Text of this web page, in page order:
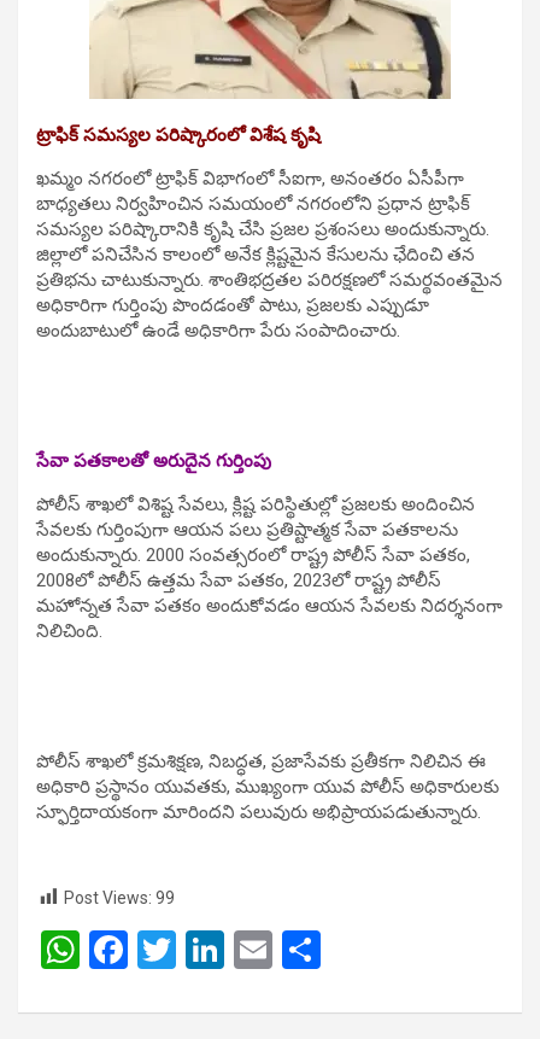
ట్రాఫిక్ సమస్యల పరిష్కారంలో విశేష కృషి
ఖమ్మం నగరంలో ట్రాఫిక్ విభాగంలో సీఐగా, అనంతరం ఏసీపీగా
బాధ్యతలు నిర్వహించిన సమయంలో నగరంలోని ప్రధాన ట్రాఫిక్
సమస్యల పరిష్కారానికి కృషి చేసి ప్రజల ప్రశంసలు అందుకున్నారు.
జిల్లాలో పనిచేసిన కాలంలో అనేక క్లిష్టమైన కేసులను ఛేదించి తన
ప్రతిభను చాటుకున్నారు. శాంతిభద్రతల పరిరక్షణలో సమర్థవంతమైన
అధికారిగా గుర్తింపు పొందడంతో పాటు, ప్రజలకు ఎప్పుడూ
అందుబాటులో ఉండే అధికారిగా పేరు సంపాదించారు.
సేవా పతకాలతో అరుదైన గుర్తింపు
పోలీస్ శాఖలో విశిష్ట సేవలు, క్లిష్ట పరిస్థితుల్లో ప్రజలకు అందించిన
సేవలకు గుర్తింపుగా ఆయన పలు ప్రతిష్టాత్మక సేవా పతకాలను
అందుకున్నారు. 2000 సంవత్సరంలో రాష్ట్ర పోలీస్ సేవా పతకం,
2008లో పోలీస్ ఉత్తమ సేవా పతకం, 2023లో రాష్ట్ర పోలీస్
మహోన్నత సేవా పతకం అందుకోవడం ఆయన సేవలకు నిదర్శనంగా
నిలిచింది.
పోలీస్ శాఖలో క్రమశిక్షణ, నిబద్ధత, ప్రజాసేవకు ప్రతీకగా నిలిచిన ఈ
అధికారి ప్రస్థానం యువతకు, ముఖ్యంగా యువ పోలీస్ అధికారులకు
స్ఫూర్తిదాయకంగా మారిందని పలువురు అభిప్రాయపడుతున్నారు.
Post Views: 99
W
at
F
ce
T
tt
Li
ke
E
ail ar